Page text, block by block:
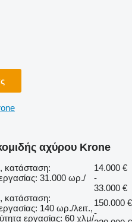
αχύρου Krone
κατάσταση:
31.000 ωρ./
14.000 €
-
33.000 €
κατάσταση:
140 ωρ./λειτ.,
εργασίας: 60 χλμ/
150.000 €
-